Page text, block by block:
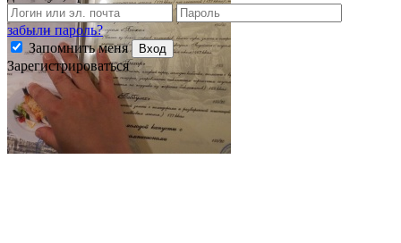
забыли пароль?
Запомнить меня
Вход
Зарегистрироваться